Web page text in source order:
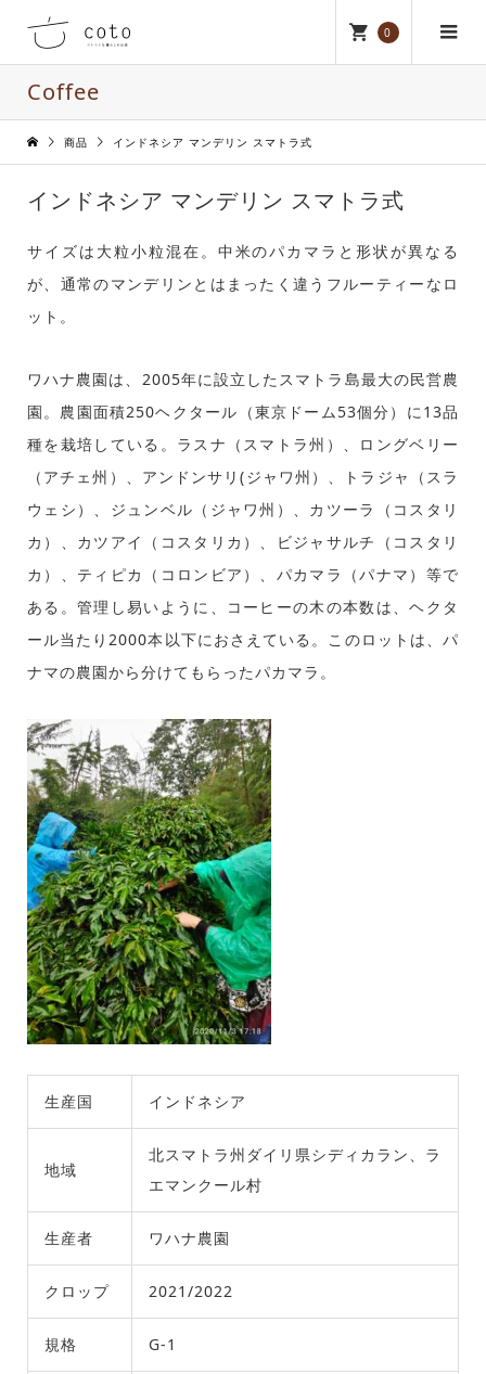
0
Coffee
商品 インドネシア マンデリン スマトラ式
インドネシア マンデリン スマトラ式
サイズは大粒小粒混在。中米のパカマラと形状が異なる
が、通常のマンデリンとはまったく違うフルーティーなロ
ット。
ワハナ農園は、2005年に設立したスマトラ島最大の民営農
園。農園面積250ヘクタール（東京ドーム53個分）に13品
種を栽培している。ラスナ（スマトラ州）、ロングベリー
（アチェ州）、アンドンサリ(ジャワ州）、トラジャ（スラ
ウェシ）、ジュンベル（ジャワ州）、カツーラ（コスタリ
カ）、カツアイ（コスタリカ）、ビジャサルチ（コスタリ
カ）、ティピカ（コロンビア）、パカマラ（パナマ）等で
ある。管理し易いように、コーヒーの木の本数は、ヘクタ
ール当たり2000本以下におさえている。このロットは、パ
ナマの農園から分けてもらったパカマラ。
生産国 インドネシア
地域
北スマトラ州ダイリ県シディカラン、ラ
エマンクール村
生産者 ワハナ農園
クロップ 2021/2022
規格 G-1